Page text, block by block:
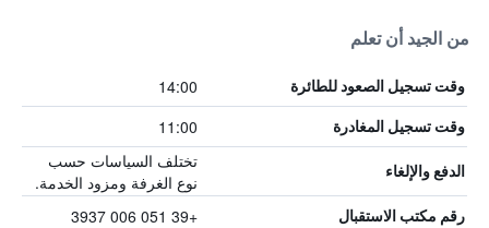
من الجيد أن تعلم
وقت تسجيل الصعود للطائرة 14:00
وقت تسجيل المغادرة 11:00
الدفع والإلغاء
تختلف السياسات حسب
نوع الغرفة ومزود الخدمة.
رقم مكتب الاستقبال +39 051 006 3937